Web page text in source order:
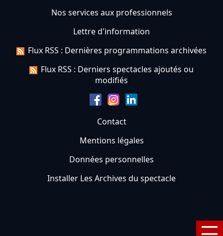
Nos services aux professionnels
Lettre d'information
Flux RSS : Dernières programmations archivées
Flux RSS : Derniers spectacles ajoutés ou
modifiés
Contact
Mentions légales
Données personnelles
Installer Les Archives du spectacle